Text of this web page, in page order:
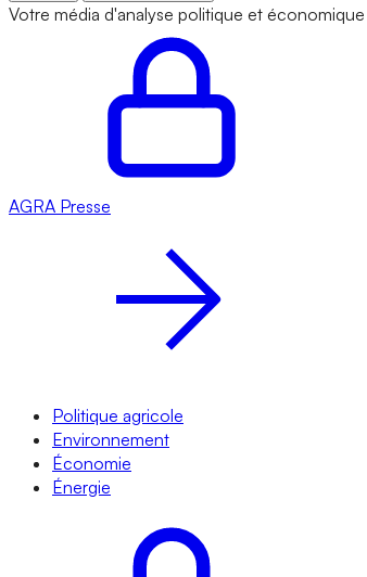
Votre média d'analyse politique et économique
AGRA Presse
Politique agricole
Environnement
Économie
Énergie